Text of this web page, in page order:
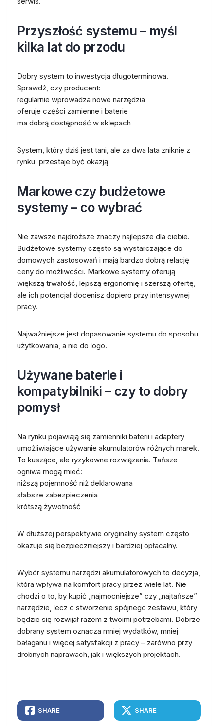
Przyszłość systemu – myśl
kilka lat do przodu
Dobry system to inwestycja długoterminowa.
Sprawdź, czy producent:
regularnie wprowadza nowe narzędzia
oferuje części zamienne i baterie
ma dobrą dostępność w sklepach
System, który dziś jest tani, ale za dwa lata zniknie z
rynku, przestaje być okazją.
Markowe czy budżetowe
systemy – co wybrać
Nie zawsze najdroższe znaczy najlepsze dla ciebie.
Budżetowe systemy często są wystarczające do
domowych zastosowań i mają bardzo dobrą relację
ceny do możliwości. Markowe systemy oferują
większą trwałość, lepszą ergonomię i szerszą ofertę,
ale ich potencjał docenisz dopiero przy intensywnej
pracy.
Najważniejsze jest dopasowanie systemu do sposobu
użytkowania, a nie do logo.
Używane baterie i
kompatybilniki – czy to dobry
pomysł
Na rynku pojawiają się zamienniki baterii i adaptery
umożliwiające używanie akumulatorów różnych marek.
To kuszące, ale ryzykowne rozwiązania. Tańsze
ogniwa mogą mieć:
niższą pojemność niż deklarowana
słabsze zabezpieczenia
krótszą żywotność
W dłuższej perspektywie oryginalny system często
okazuje się bezpieczniejszy i bardziej opłacalny.
Wybór systemu narzędzi akumulatorowych to decyzja,
która wpływa na komfort pracy przez wiele lat. Nie
chodzi o to, by kupić „najmocniejsze” czy „najtańsze”
narzędzie, lecz o stworzenie spójnego zestawu, który
będzie się rozwijał razem z twoimi potrzebami. Dobrze
dobrany system oznacza mniej wydatków, mniej
bałaganu i więcej satysfakcji z pracy – zarówno przy
drobnych naprawach, jak i większych projektach.
SHARE SHARE